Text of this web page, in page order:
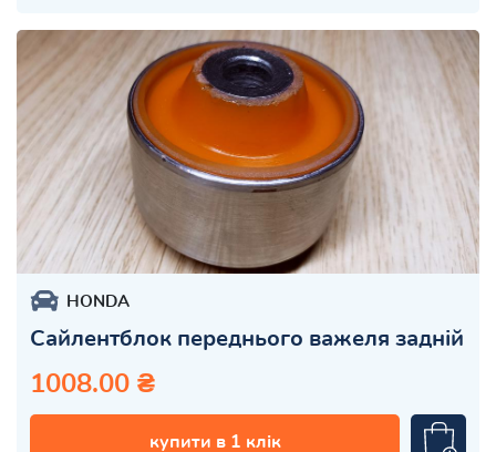
HONDA
Сайлентблок переднього важеля задній
1008.00 ₴
купити в 1 клік